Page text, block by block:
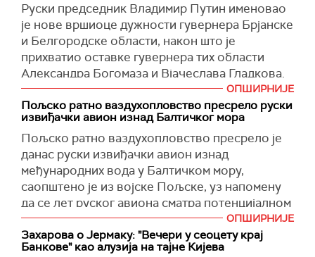
Руски председник Владимир Путин именовао
је нове вршиоце дужности гувернера Брјанске
и Белгородске области, након што је
прихватио оставке гувернера тих области
Александра Богомаза и Вјачеслава Гладкова.
За вршиоце дужности шефова Брјанске и
Белгородске области именовани су Јегор
Коваљчук и Александар Шувајев, преносе
РИА Новости.
Избори за гувернере биће одржани 20.
септембра.
(Танјуг)
ОПШИРНИЈЕ
Пољско ратно ваздухопловство пресрело руски
извиђачки авион изнад Балтичког мора
Пољско ратно ваздухопловство пресрело је
данас руски извиђачки авион изнад
међународних вода у Балтичком мору,
саопштено је из војске Пољске, уз напомену
да се лет руског авиона сматра потенцијалном
претњом и провокацијом.
"Авион је летео у међународном ваздушном
ОПШИРНИЈЕ
Захарова о Јермаку: "Вечери у сеоцету крај
Банкове" као алузија на тајне Кијева